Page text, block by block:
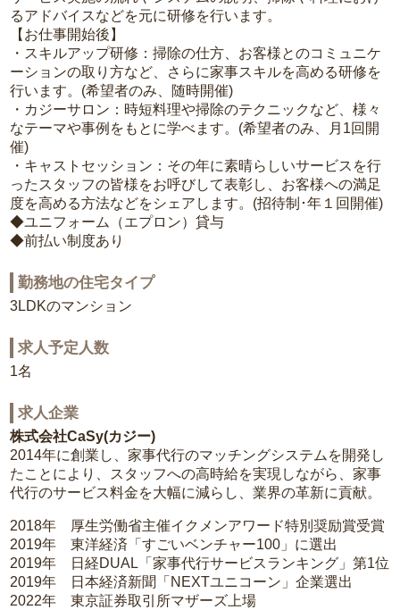
るアドバイスなどを元に研修を行います。
【お仕事開始後】
・スキルアップ研修：掃除の仕方、お客様とのコミュニケ
ーションの取り方など、さらに家事スキルを高める研修を
行います。(希望者のみ、随時開催)
・カジーサロン：時短料理や掃除のテクニックなど、様々
なテーマや事例をもとに学べます。(希望者のみ、月1回開
催)
・キャストセッション：その年に素晴らしいサービスを行
ったスタッフの皆様をお呼びして表彰し、お客様への満足
度を高める方法などをシェアします。(招待制･年１回開催)
◆ユニフォーム（エプロン）貸与
◆前払い制度あり
勤務地の住宅タイプ
3LDKのマンション
求人予定人数
1名
求人企業
株式会社CaSy(カジー)
2014年に創業し、家事代行のマッチングシステムを開発し
たことにより、スタッフへの高時給を実現しながら、家事
代行のサービス料金を大幅に減らし、業界の革新に貢献。
2018年 厚生労働省主催イクメンアワード特別奨励賞受賞
2019年 東洋経済「すごいベンチャー100」に選出
2019年 日経DUAL「家事代行サービスランキング」第1位
2019年 日本経済新聞「NEXTユニコーン」企業選出
2022年 東京証券取引所マザーズ上場